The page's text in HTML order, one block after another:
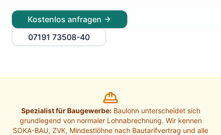
Kostenlos anfragen
07191 73508-40
Spezialist für Baugewerbe:Baulohn unterscheidet sich
grundlegend von normaler Lohnabrechnung. Wir kennen
SOKA-BAU, ZVK, Mindestlöhne nach Bautarifvertrag und alle
Lohnabrechnung Konstanz
Lohnabrechnung Ludwigsburg
Lohnabrechnung Esslingen am Neckar
Finanzbuchhaltung Backnang
Finanzbuchhaltung Mannheim
Finanzbuchhaltung Heidelberg
Finanzbuchhaltung Ulm